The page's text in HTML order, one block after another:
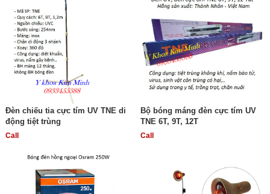
Đèn chiếu tia cực tím UV TNE di
động tiệt trùng
Call
Bộ bóng máng đèn cực tím UV
TNE 6T, 9T, 12T
Call